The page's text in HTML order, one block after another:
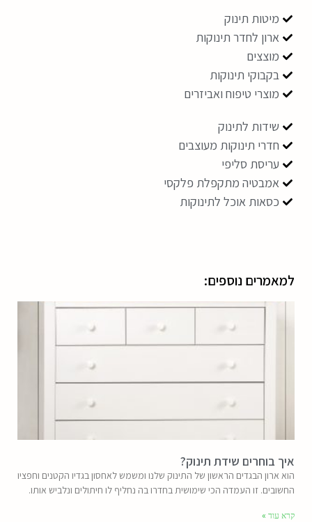
מיטות תינוק
ארון לחדר תינוקות
מוצצים
בקבוקי תינוקות
מוצרי טיפוח ואביזרים
שידות לתינוק
חדרי תינוקות מעוצבים
עריסת סליפי
אמבטיה מתקפלת פלקסי
כסאות אוכל לתינוקות
למאמרים נוספים:
איך בוחרים שידת תינוק?
הוא ארון הבגדים הראשון של התינוק שלנו ומשמש לאחסון בגדיו הקטנים וחפציו
החשובים. זו העמדה הכי שימושית בחדרו בה נחליף לו חיתולים ונלביש אותו.
קרא עוד »